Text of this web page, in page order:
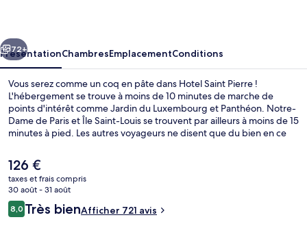
Suivant
72+
PrésentationChambresEmplacementConditions
Vous serez comme un coq en pâte dans Hotel Saint Pierre !
L'hébergement se trouve à moins de 10 minutes de marche de
points d'intérêt comme Jardin du Luxembourg et Panthéon. Notre-
Dame de Paris et Île Saint-Louis se trouvent par ailleurs à moins de 15
minutes à pied. Les autres voyageurs ne disent que du bien en ce
marche seulement séparent l'hébergement des transports publics :
Station de métro Cluny - La Sorbonne est accessible en quelques
foulées et Gare Saint-Michel-Notre-Dame se situe à 2 min à pied.
Le
prix
actuel
est
de
126 €
taxes et frais compris
30 août - 31 août
Avis
voyageurs
8,08,0 sur 10
Très bienAfficher 721 avis